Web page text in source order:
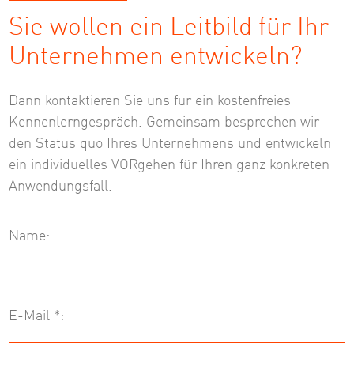
Sie wollen ein Leitbild für Ihr
Unternehmen entwickeln?
Dann kontaktieren Sie uns für ein kostenfreies
Kennenlerngespräch. Gemeinsam besprechen wir
den Status quo Ihres Unternehmens und entwickeln
ein individuelles VORgehen für Ihren ganz konkreten
Anwendungsfall.
Name:
E-Mail *: